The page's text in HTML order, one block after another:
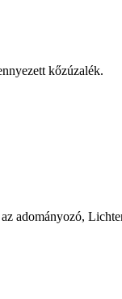
kőzúzalék.
adományozó,